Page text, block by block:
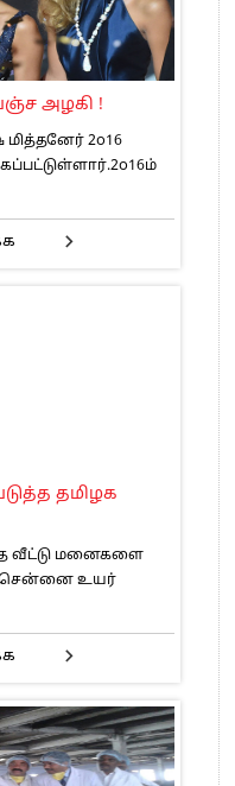
அழகி !
2௦16
தமிழக
வீட்டு மனைகளை
சென்னை உயர்